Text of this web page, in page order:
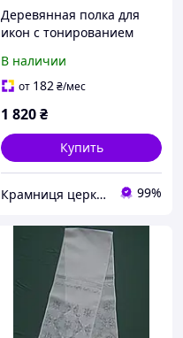
Деревянная полка для
икон с тонированием
для дома
В наличии
от 182₴/мес
1 820₴
Купить
Крамниця церковних виробів «Грааль» 99%